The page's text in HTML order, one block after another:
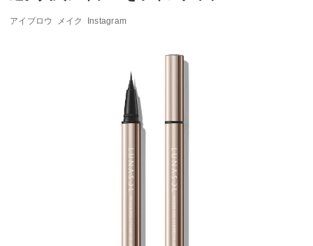
アイブロウ メイク Instagram